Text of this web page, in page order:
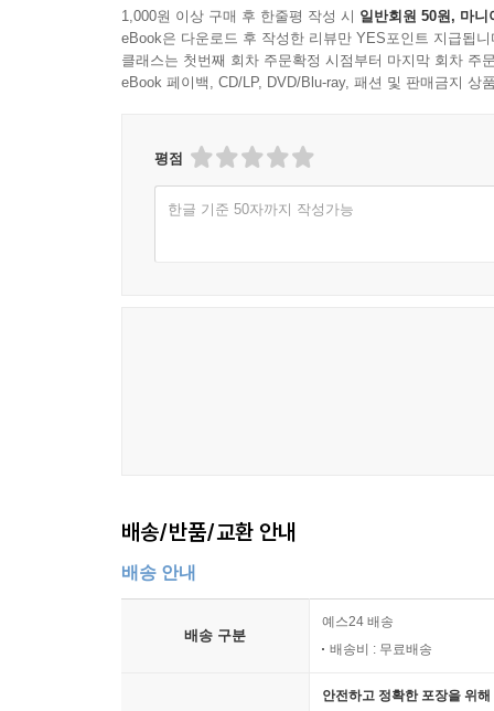
1,000원 이상 구매 후 한줄평 작성 시 일반회원 50원, 마니
eBook은 다운로드 후 작성한 리뷰만 YES포인트 지급됩니
클래스는 첫번째 회차 주문확정 시점부터 마지막 회차 주
eBook 페이백, CD/LP, DVD/Blu-ray, 패션 및 판매금지 상
평점
한글 기준 50자까지 작성가능
배송/반품/교환 안내
배송 안내
배송 구분
예스24 배송
배송비 : 무료배송
안전하고 정확한 포장을 위